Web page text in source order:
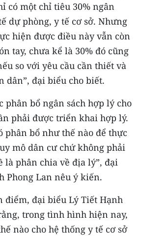
có một chỉ tiêu 30% ngân
dự phòng, y tế cơ sở. Nhưng
hiện được điều này vẫn còn
tay, chưa kể là 30% đó cũng
so với yêu cầu cần thiết và
dân”, đại biểu cho biết.
phân bổ ngân sách hợp lý cho
phải được triển khai hợp lý.
phân bổ như thế nào để thực
mô dân cư chứ không phải
là phân chia về địa lý”, đại
Phong Lan nêu ý kiến.
điểm, đại biểu Lý Tiết Hạnh
trong tình hình hiện nay,
nào cho hệ thống y tế cơ sở